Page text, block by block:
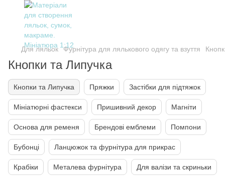
Для ляльок Фурнітура для лялькового одягу та взуття
Кнопки та Липучка
Кнопки та Липучка Пряжки Застібки для підтяжок
Мініатюрні фастекси Пришивний декор Магніти
Основа для ременя Брендові емблеми Помпони
Бубонці Ланцюжок та фурнітура для прикрас
Крабіки Металева фурнітура Для валізи та скриньки